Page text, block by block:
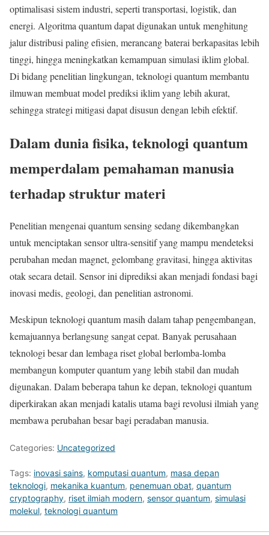
optimalisasi sistem industri, seperti transportasi, logistik, dan
energi. Algoritma quantum dapat digunakan untuk menghitung
jalur distribusi paling efisien, merancang baterai berkapasitas lebih
tinggi, hingga meningkatkan kemampuan simulasi iklim global.
Di bidang penelitian lingkungan, teknologi quantum membantu
ilmuwan membuat model prediksi iklim yang lebih akurat,
sehingga strategi mitigasi dapat disusun dengan lebih efektif.
Dalam dunia fisika, teknologi quantum
memperdalam pemahaman manusia
terhadap struktur materi
Penelitian mengenai quantum sensing sedang dikembangkan
untuk menciptakan sensor ultra-sensitif yang mampu mendeteksi
perubahan medan magnet, gelombang gravitasi, hingga aktivitas
otak secara detail. Sensor ini diprediksi akan menjadi fondasi bagi
inovasi medis, geologi, dan penelitian astronomi.
Meskipun teknologi quantum masih dalam tahap pengembangan,
kemajuannya berlangsung sangat cepat. Banyak perusahaan
teknologi besar dan lembaga riset global berlomba-lomba
membangun komputer quantum yang lebih stabil dan mudah
digunakan. Dalam beberapa tahun ke depan, teknologi quantum
diperkirakan akan menjadi katalis utama bagi revolusi ilmiah yang
membawa perubahan besar bagi peradaban manusia.
Categories: Uncategorized
Tags: inovasi sains, komputasi quantum, masa depan
teknologi, mekanika kuantum, penemuan obat, quantum
cryptography, riset ilmiah modern, sensor quantum, simulasi
molekul, teknologi quantum